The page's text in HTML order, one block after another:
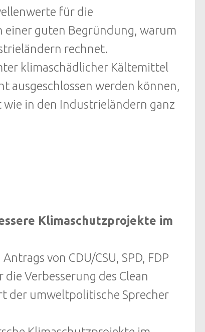
für die
einer guten Begründung, warum
rechnet.
klimaschädlicher Kältemittel
ausgeschlossen werden können,
in den Industrieländern ganz
Klimaschutzprojekte im
von CDU/CSU, SPD, FDP
Verbesserung des Clean
der umweltpolitische Sprecher